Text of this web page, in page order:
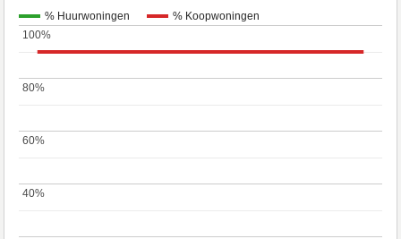
% Huurwoningen % Koopwoningen
40%
40%
60%
60%
80%
80%
100%
100%